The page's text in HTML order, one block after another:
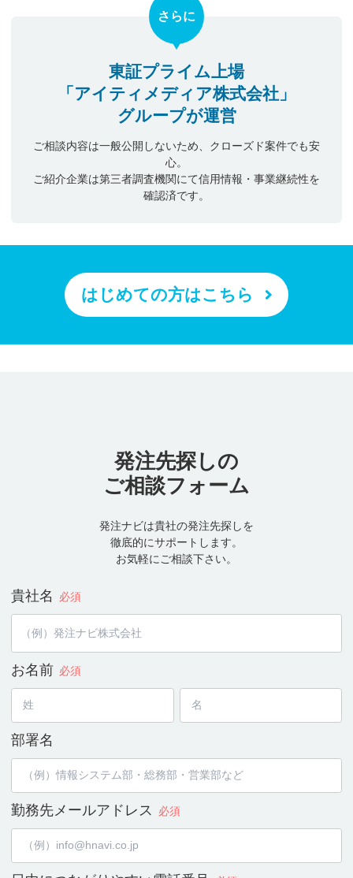
さらに
東証プライム上場
「アイティメディア株式会社」
グループが運営
ご相談内容は一般公開しないため、クローズド案件でも安
心。
ご紹介企業は第三者調査機関にて信用情報・事業継続性を
確認済です。
はじめての方はこちら
発注先探しの
ご相談フォーム
発注ナビは貴社の発注先探しを
徹底的にサポートします。
お気軽にご相談下さい。
貴社名 必須
お名前 必須
部署名
勤務先メールアドレス 必須